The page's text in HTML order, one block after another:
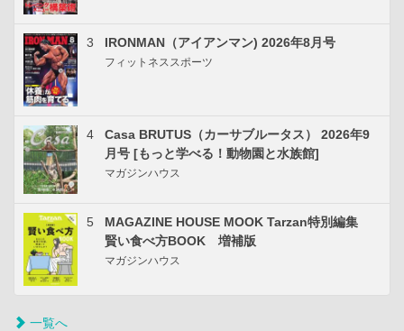
3 IRONMAN（アイアンマン) 2026年8月号
フィットネススポーツ
4
Casa BRUTUS（カーサブルータス） 2026年9
月号 [もっと学べる！動物園と水族館]
マガジンハウス
5
MAGAZINE HOUSE MOOK Tarzan特別編集
賢い食べ方BOOK 増補版
マガジンハウス
一覧へ